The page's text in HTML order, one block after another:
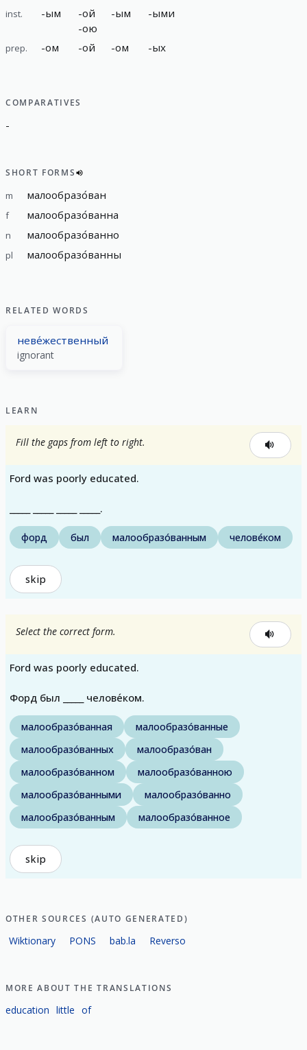
inst. -ым -ой
-ою
-ым -ыми
prep. -ом -ой -ом -ых
COMPARATIVES
-
SHORT FORMS
m малообразо́ван
f малообразо́ванна
n малообразо́ванно
pl малообразо́ванны
RELATED WORDS
неве́жественный
ignorant
LEARN
Fill the gaps from left to right.
Ford was poorly educated.
_____ _____ _____ _____.
форд был малообразо́ванным челове́ком
skip
Select the correct form.
Ford was poorly educated.
Форд был _____ челове́ком.
малообразо́ванная
малообразо́ванные
малообразо́ванных
малообразо́ван
малообразо́ванном
малообразо́ванною
малообразо́ванными
малообразо́ванно
малообразо́ванным
малообразо́ванное
skip
OTHER SOURCES (AUTO GENERATED)
Wiktionary PONS bab.la Reverso
MORE ABOUT THE TRANSLATIONS
education little of